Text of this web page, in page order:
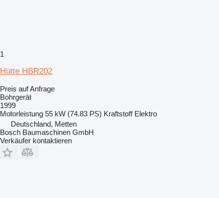
1
Hütte HBR202
Preis auf Anfrage
Bohrgerät
1999
Motorleistung 55 kW (74.83 PS) Kraftstoff Elektro
Deutschland, Metten
Bosch Baumaschinen GmbH
Verkäufer kontaktieren